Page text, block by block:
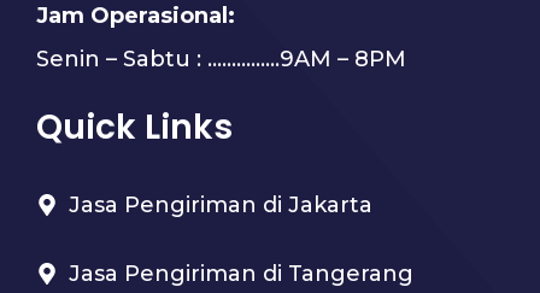
Jam Operasional:
Senin – Sabtu : …………...9AM – 8PM
Quick Links
Jasa Pengiriman di Jakarta
Jasa Pengiriman di Tangerang